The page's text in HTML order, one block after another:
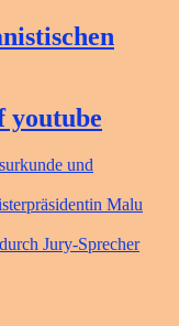
youtube
und
Malu
Jury-Sprecher